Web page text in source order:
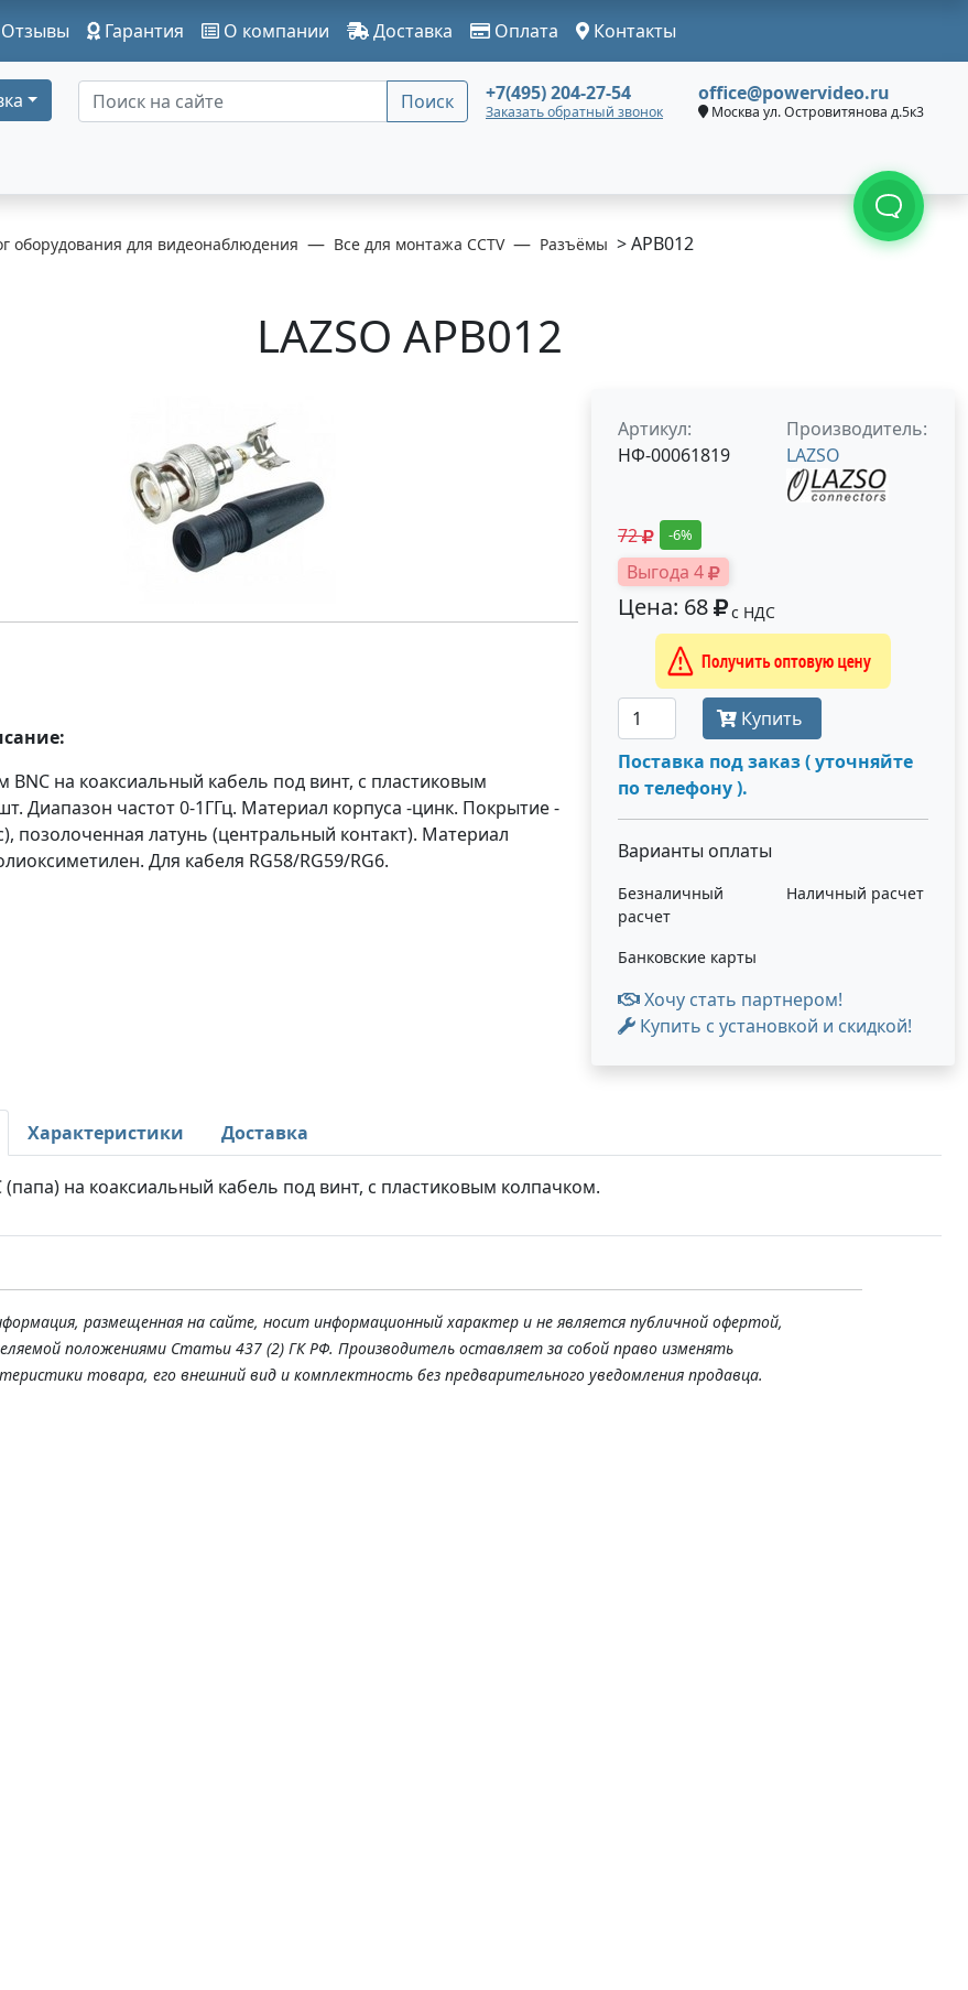
Отзывы Гарантия О компании Доставка Оплата Контакты
Поиск +7(495) 204-27-54
Заказать обратный звонок
office@powervideo.ru
Москва ул. Островитянова д.5к3
оборудования для видеонаблюдения Все для монтажа CCTV Разъёмы > APB012
LAZSO APB012
BNC на коаксиальный кабель под винт, с пластиковым
Диапазон частот 0-1ГГц. Материал корпуса -цинк. Покрытие -
позолоченная латунь (центральный контакт). Материал
Для кабеля RG58/RG59/RG6.
Артикул:
НФ-00061819
Производитель:
LAZSO
72 -6%
Выгода 4
Цена: 68 с НДС
Получить оптовую цену
Купить
Поставка под заказ ( уточняйте
по телефону ).
Варианты оплаты
Безналичный
расчет
Наличный расчет
Банковские карты
Хочу стать партнером!
Купить с установкой и скидкой!
Характеристики Доставка
на коаксиальный кабель под винт, с пластиковым колпачком.
размещенная на сайте, носит информационный характер и не является публичной офертой,
положениями Статьи 437 (2) ГК РФ. Производитель оставляет за собой право изменять
товара, его внешний вид и комплектность без предварительного уведомления продавца.